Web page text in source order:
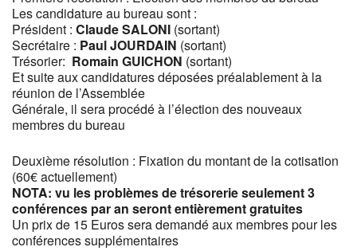
Les candidature au bureau sont :
Président : ClaudeSALONI (sortant)
Secrétaire : PaulJOURDAIN (sortant)
Trésorier: Romain GUICHON (sortant)
Et suite aux candidatures déposées préalablement à la
réunion de l’Assemblée
Générale, il sera procédé à l’élection des nouveaux
membres du bureau
Deuxième résolution : Fixation du montant de la cotisation
(60€ actuellement)
NOTA: vu les problèmes de trésorerie seulement 3
conférences par an seront entièrement gratuites
Un prix de 15 Euros sera demandé aux membres pour les
conférences supplémentaires